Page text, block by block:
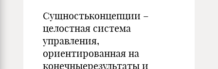
Сущностьконцепции –
целостная система
управления,
ориентированная на
конечныерезультаты и